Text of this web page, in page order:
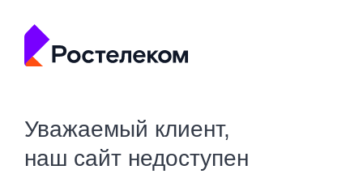
Уважаемый клиент,
наш сайт недоступен